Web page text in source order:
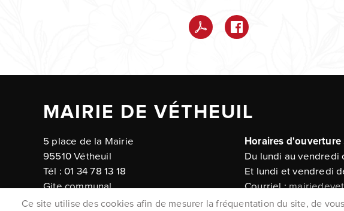
MAIRIE DE VÉTHEUIL
5 place de la Mairie
95510 Vétheuil
Tél : 01 34 78 13 18
Gite communal
Tél. 06 79 69 48 42
Horaires d'ouverture
Du lundi au vendredi
Et lundi et vendredi
Courriel :
Ce site utilise des cookies afin de mesurer la fréquentation du site, de